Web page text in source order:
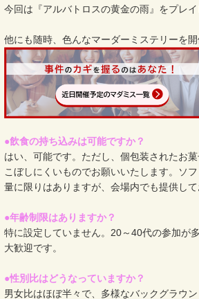
今回は『アルバトロスの黄金の雨』をプレイ
他にも随時、色んなマーダーミステリーを
●飲食の持ち込みは可能ですか？
はい、可能です。ただし、個包装されたお
こぼしにくいものでお願いいたします。ソフ
量に限りはありますが、会場内でも提供して
●年齢制限はありますか？
特に設定していません。20～40代の参加が
大歓迎です。
●性別比はどうなっていますか？
男女比はほぼ半々で、多様なバックグラウ